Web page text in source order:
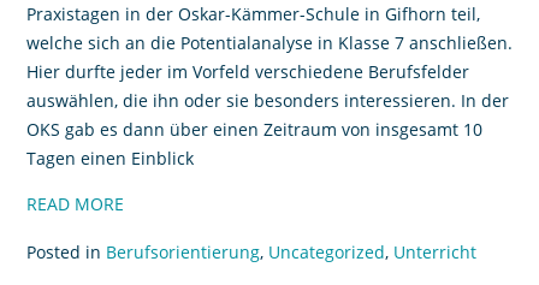
Praxistagen in der Oskar-Kämmer-Schule in Gifhorn teil,
welche sich an die Potentialanalyse in Klasse 7 anschließen.
Hier durfte jeder im Vorfeld verschiedene Berufsfelder
auswählen, die ihn oder sie besonders interessieren. In der
OKS gab es dann über einen Zeitraum von insgesamt 10
Tagen einen Einblick
READ MORE
Posted in Berufsorientierung, Uncategorized, Unterricht